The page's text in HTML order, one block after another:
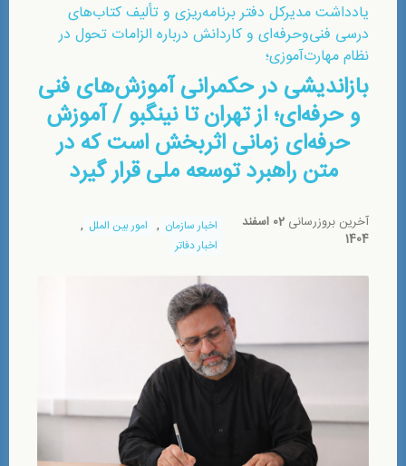
یادداشت مدیرکل دفتر برنامه‌ریزی و تألیف کتاب‌های
درسی فنی‌وحرفه‌ای و کاردانش درباره الزامات تحول در
نظام مهارت‌آموزی؛
بازاندیشی در حکمرانی آموزش‌های فنی
و حرفه‌ای؛ از تهران تا نینگبو / آموزش
حرفه‌ای زمانی اثربخش است که در
متن راهبرد توسعه ملی قرار گیرد
آخرین بروزرسانی
02 اسفند
1404
اخبار سازمان , امور بین الملل ,
اخبار دفاتر